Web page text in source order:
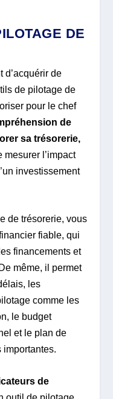
DE
d’acquérir de
de pilotage de
pour le chef
de
sa trésorerie,
mesurer l’impact
investissement
de trésorerie, vous
fiable, qui
financements et
même, il permet
les
comme les
le budget
et le plan de
importantes.
de